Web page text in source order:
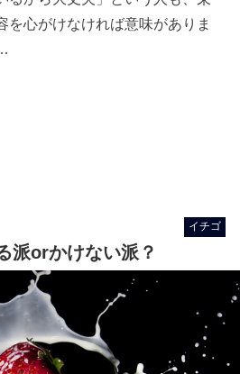
を心がけなければ意味がありま
イチゴ
派orかけない派？